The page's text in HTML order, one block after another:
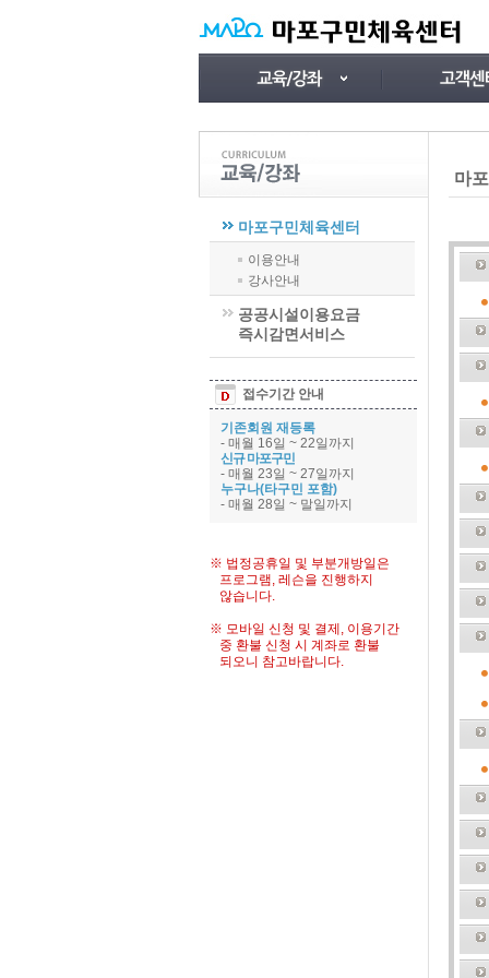
마포구민체육센터
이용안내
강사안내
공공시설이용요금
즉시감면서비스
접수기간 안내
기존회원 재등록
- 매월 16일 ~ 22일까지
신규 마포구민
- 매월 23일 ~ 27일까지
누구나(타구민 포함)
- 매월 28일 ~ 말일까지
※ 법정공휴일 및 부분개방일은
프로그램, 레슨을 진행하지
않습니다.
※ 모바일 신청 및 결제, 이용기간
중 환불 신청 시 계좌로 환불
되오니 참고바랍니다.
마